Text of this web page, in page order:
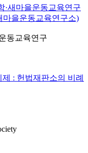
·새마을운동교육연구
마을운동교육연구소)
동교육연구
: 헌법재판소의 비례